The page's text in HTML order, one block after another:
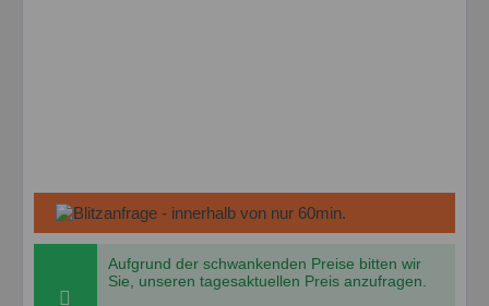
Aufgrund der schwankenden Preise bitten wir
Sie, unseren tagesaktuellen Preis anzufragen.